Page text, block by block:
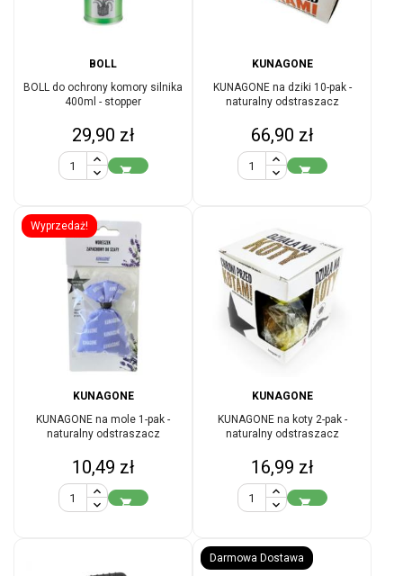
BOLL
BOLL do ochrony komory silnika
400ml - stopper
Cena
29,90 zł

KUNAGONE
KUNAGONE na dziki 10-pak -
naturalny odstraszacz
Cena
66,90 zł

Wyprzedaż!
KUNAGONE
KUNAGONE na mole 1-pak -
naturalny odstraszacz
Cena
10,49 zł

KUNAGONE
KUNAGONE na koty 2-pak -
naturalny odstraszacz
Cena
16,99 zł

Darmowa Dostawa